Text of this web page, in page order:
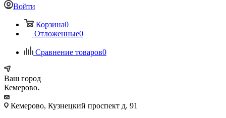
Войти
Корзина0
Отложенные0
Сравнение товаров0
Ваш город
Кемерово
Кемерово, Кузнецкий проспект д. 91